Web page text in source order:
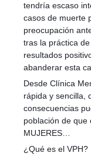
tendría escaso
casos de muerte
preocupación
tras la práctica
resultados
abanderar esta
Desde Clínica
rápida y sencilla,
consecuencias
población de que
MUJERES…
¿Qué es el VPH?